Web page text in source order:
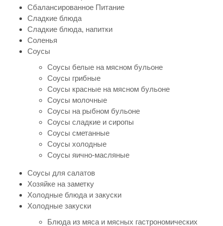
Сбалансированное Питание
Сладкие блюда
Сладкие блюда, напитки
Соленья
Соусы
Соусы белые на мясном бульоне
Соусы грибные
Соусы красные на мясном бульоне
Соусы молочные
Соусы на рыбном бульоне
Соусы сладкие и сиропы
Соусы сметанные
Соусы холодные
Соусы яично-масляные
Соусы для салатов
Хозяйке на заметку
Холодные блюда и закуски
Холодные закуски
Блюда из мяса и мясных гастрономических